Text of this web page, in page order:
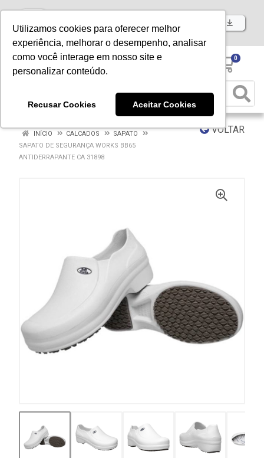
Utilizamos cookies para oferecer melhor
experiência, melhorar o desempenho, analisar
como você interage em nosso site e
personalizar conteúdo.
Recusar Cookies Aceitar Cookies
Baixe já nosso APP
0
VOLTAR
INÍCIO CALCADOS
SAPATO
SAPATO DE SEGURANÇA WORKS BB65
ANTIDERRAPANTE CA 31898